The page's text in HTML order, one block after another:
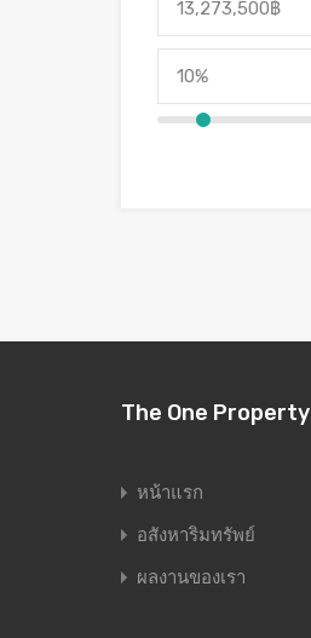
The One Property
หน้าแรก
อสังหาริมทรัพย์
ผลงานของเรา